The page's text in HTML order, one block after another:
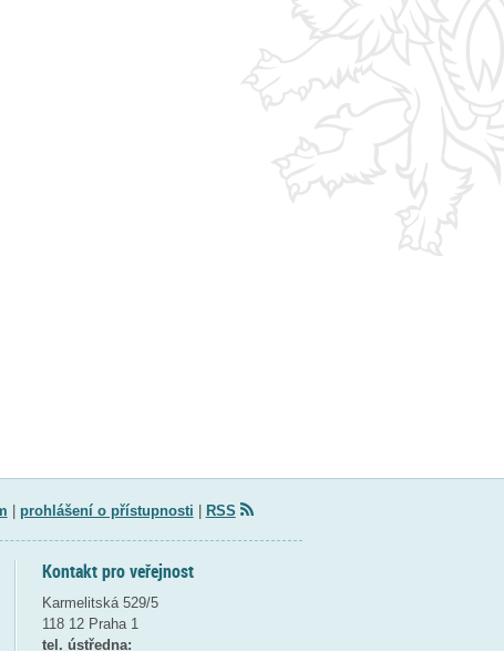
prohlášení o přístupnosti RSS
Kontakt pro veřejnost
Karmelitská 529/5
118 12 Praha 1
tel. ústředna: